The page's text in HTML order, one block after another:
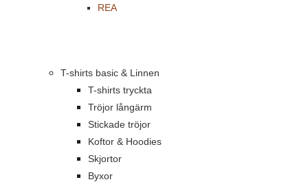
REA
T-shirts basic & Linnen
T-shirts tryckta
Tröjor långärm
Stickade tröjor
Koftor & Hoodies
Skjortor
Byxor